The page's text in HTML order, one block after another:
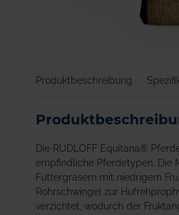
der
springen
Produktbeschreibung
Die RUDLOFF Equitana®
empfindliche Pferdetypen. Die
Futtergräsern mit niedrigem
Rohrschwingel zur
verzichtet, wodurch der